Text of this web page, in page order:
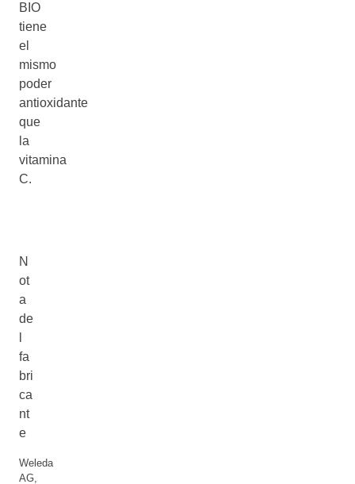
BIO
tiene
el
mismo
poder
antioxidante
que
la
vitamina
C.
N
ot
a
de
fa
bri
ca
nt
e
Weleda
AG,